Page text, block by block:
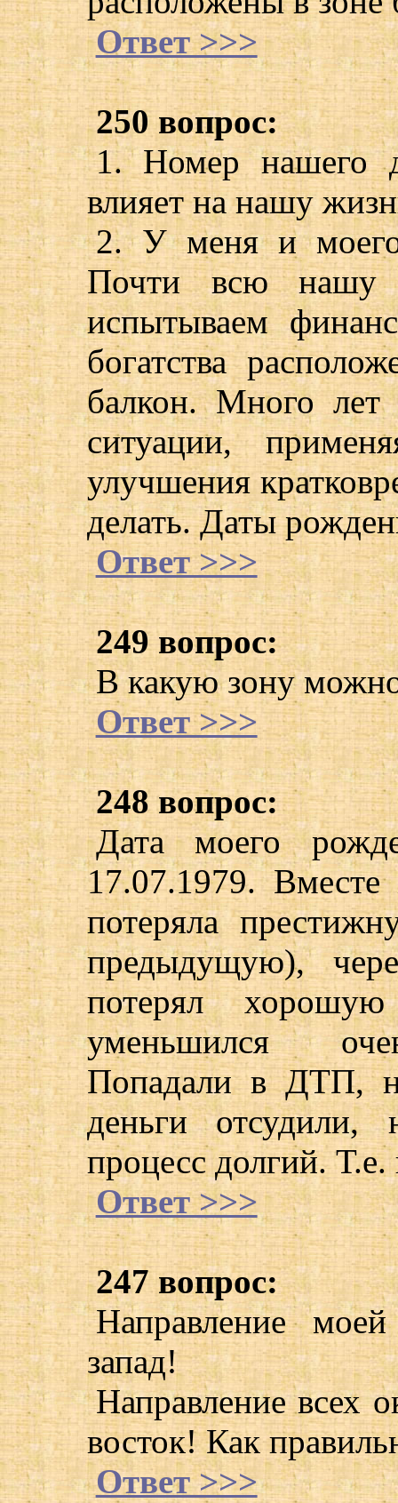
Ответ >>>
250 вопрос:
1. Номер нашего
влияет на нашу
2. У меня и
Почти всю нашу
испытываем
богатства
балкон. Много лет
ситуации,
улучшения
делать. Даты
Ответ >>>
249 вопрос:
В какую зону
Ответ >>>
248 вопрос:
Дата моего
17.07.1979.
потеряла
предыдущую),
потерял
уменьшился
Попадали в ДТП,
деньги
процесс долгий. Т.е.
Ответ >>>
247 вопрос:
Направление
запад!
Направление всех
восток! Как
Ответ >>>